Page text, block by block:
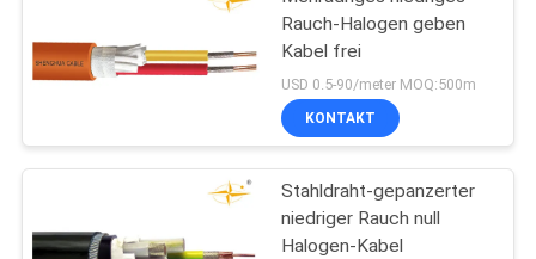
Rauch-Halogen geben
Kabel frei
USD 0.5-90/meter MOQ:500m
KONTAKT
Stahldraht-gepanzerter
niedriger Rauch null
Halogen-Kabel